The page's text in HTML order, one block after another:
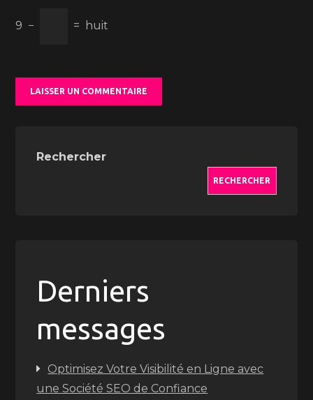
9 − = huit
Rechercher
RECHERCHER
Derniers
messages
Optimisez Votre Visibilité en Ligne avec
une Société SEO de Confiance